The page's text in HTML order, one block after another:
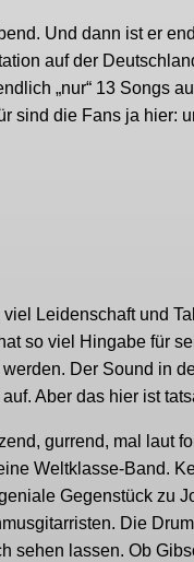
Und dann ist er
auf der
„nur“ 13 Songs
sind die Fans ja hier:
Leidenschaft und
so viel Hingabe für
Der Sound in
Aber das hier ist
gurrend, mal laut
Weltklasse-Band.
Gegenstück zu
Die
sehen lassen. Ob